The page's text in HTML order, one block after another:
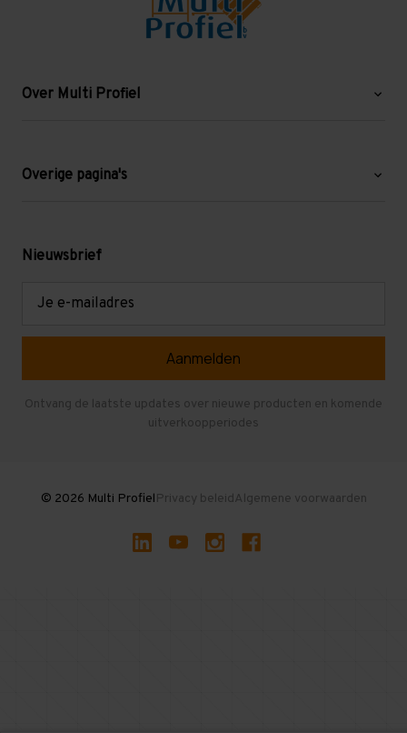
Over Multi Profiel
Blog
Levering en afhalen
Overige pagina's
Mezzanine
Gebruikte entresolvloeren
Nieuwsbrief
Ontvang de laatste updates over nieuwe producten en komende
uitverkoopperiodes
© 2026 Multi ProfielPrivacy beleidAlgemene voorwaarden